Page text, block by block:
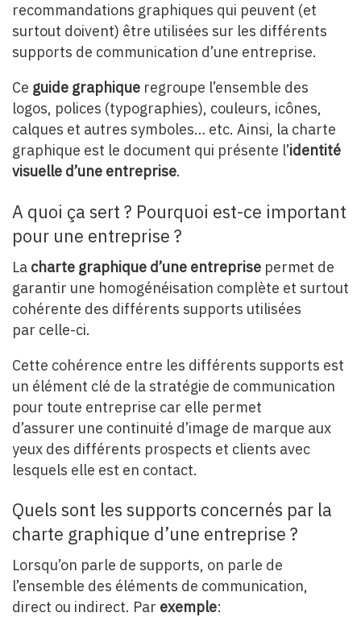
recommandations graphiques qui peuvent (et
surtout doivent) être utilisées sur les différents
supports de communication d’une entreprise.
Ce guide graphique regroupe l’ensemble des
logos, polices (typographies), couleurs, icônes,
calques et autres symboles… etc. Ainsi, la charte
graphique est le document qui présente l’identité
visuelle d’une entreprise.
A quoi ça sert ? Pourquoi est-ce important
pour une entreprise ?
La charte graphique d’une entreprise permet de
garantir une homogénéisation complète et surtout
cohérente des différents supports utilisées
par celle-ci.
Cette cohérence entre les différents supports est
un élément clé de la stratégie de communication
pour toute entreprise car elle permet
d’assurer une continuité d’image de marque aux
yeux des différents prospects et clients avec
lesquels elle est en contact.
Quels sont les supports concernés par la
charte graphique d’une entreprise ?
Lorsqu’on parle de supports, on parle de
l’ensemble des éléments de communication,
direct ou indirect. Par exemple: